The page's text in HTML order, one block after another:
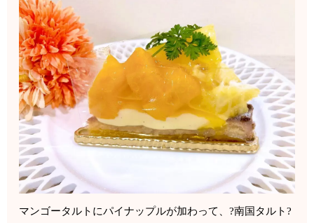
マンゴータルトにパイナップルが加わって、?南国タルト?